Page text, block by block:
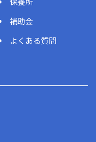
補助金
よくある質問